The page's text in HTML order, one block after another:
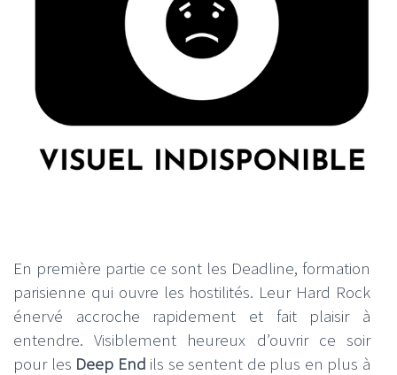
En première partie ce sont les Deadline, formation
parisienne qui ouvre les hostilités. Leur Hard Rock
énervé accroche rapidement et fait plaisir à
entendre. Visiblement heureux d’ouvrir ce soir
pour les Deep End ils se sentent de plus en plus à